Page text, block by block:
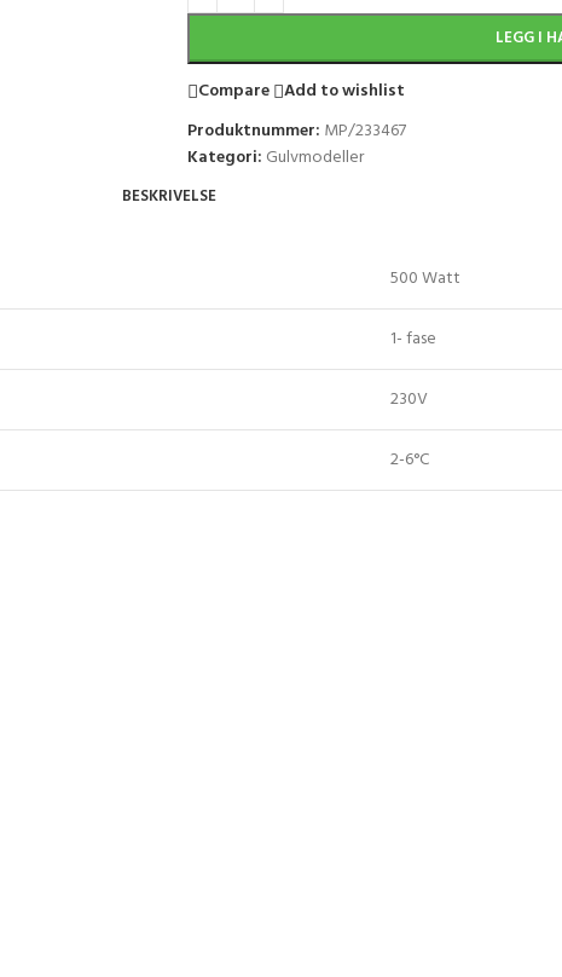
LEGG I
Compare Add to wishlist
Produktnummer: MP/233467
Kategori: Gulvmodeller
BESKRIVELSE
500 Watt
1- fase
230V
2-6°C